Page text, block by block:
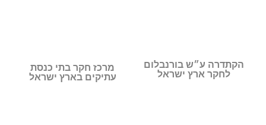
הקתדרה ע״ש בורנבלום
לחקר ארץ ישראל
מרכז חקר בתי כנסת
עתיקים בארץ ישראל